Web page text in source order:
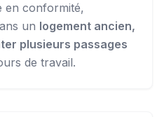
en conformité,
un logement ancien,
plusieurs passages
de travail.